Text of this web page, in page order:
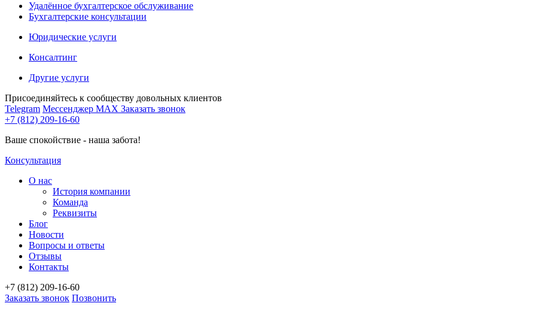
Удалённое бухгалтерское обслуживание
Бухгалтерские консультации
Юридические услуги
Консалтинг
Другие услуги
Присоединяйтесь к сообществу довольных клиентов
Telegram Мессенджер MAX Заказать звонок
+7 (812) 209-16-60
Ваше спокойствие - наша забота!
Консультация
О нас
История компании
Команда
Реквизиты
Блог
Новости
Вопросы и ответы
Отзывы
Контакты
+7 (812) 209-16-60
Заказать звонок Позвонить